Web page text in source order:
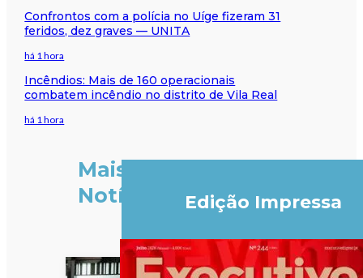
Confrontos com a polícia no Uíge fizeram 31
feridos, dez graves — UNITA
há 1 hora
Incêndios: Mais de 160 operacionais
combatem incêndio no distrito de Vila Real
há 1 hora
Mais
Notícias
Edição Impressa